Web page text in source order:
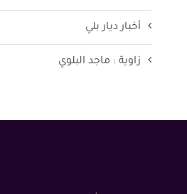
أخبار ديار بلي
زاوية : ماجد البلوي